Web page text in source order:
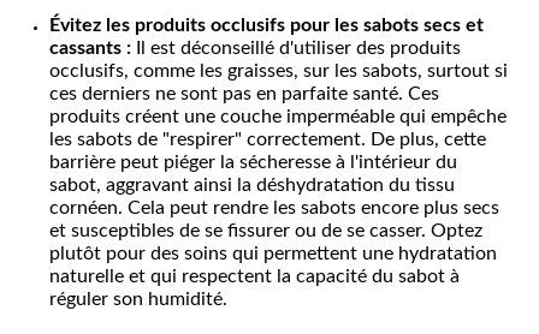
Évitez les produits occlusifs pour les sabots secs et
cassants :
Il est déconseillé d'utiliser des produits
occlusifs, comme les graisses, sur les sabots, surtout si
ces derniers ne sont pas en parfaite santé. Ces
produits créent une couche imperméable qui empêche
les sabots de "respirer" correctement. De plus, cette
barrière peut piéger la sécheresse à l'intérieur du
sabot, aggravant ainsi la déshydratation du tissu
cornéen. Cela peut rendre les sabots encore plus secs
et susceptibles de se fissurer ou de se casser. Optez
plutôt pour des soins qui permettent une hydratation
naturelle et qui respectent la capacité du sabot à
réguler son humidité.